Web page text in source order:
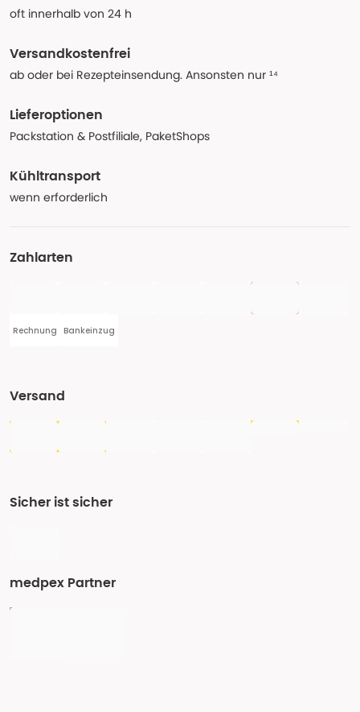
oft innerhalb von 24 h
Versandkostenfrei
ab oder bei Rezepteinsendung. Ansonsten nur ¹⁴
Lieferoptionen
Packstation & Postfiliale, PaketShops
Kühltransport
wenn erforderlich
Zahlarten
Rechnung Bankeinzug
Versand
Sicher ist sicher
medpex Partner